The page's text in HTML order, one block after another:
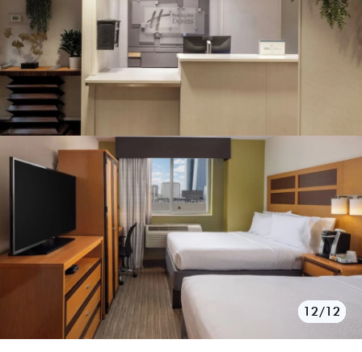
1/12
2/12
3/12
4/12
5/12
6/12
7/12
8/12
9/12
10/12
11/12
12/12